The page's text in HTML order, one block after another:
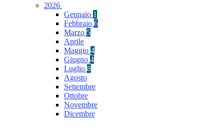
2026
Gennaio 1
Febbraio 6
Marzo 5
Aprile
Maggio 4
Giugno 4
Luglio 8
Agosto
Settembre
Ottobre
Novembre
Dicembre